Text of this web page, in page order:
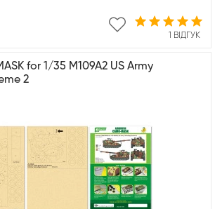
1 ВІДГУК
for 1/35 M109A2 US Army
2